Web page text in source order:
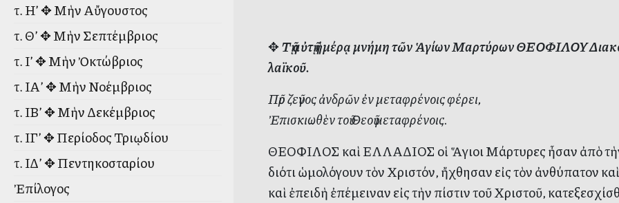
τ. Η’ ✥ Μὴν Αὔγουστος
τ. Θ’ ✥ Μὴν Σεπτέμβριος
τ. Ι’ ✥ Μὴν Ὀκτώβριος
τ. ΙΑ’ ✥ Μὴν Νοέμβριος
τ. ΙΒ’ ✥ Μὴν Δεκέμβριος
τ. ΙΓ’ ✥ Περίοδος Τριῳδίου
τ. ΙΔ’ ✥ Πεντηκοσταρίου
Ἐπίλογος
✥Τῇ αὐτῇ ἡμέρᾳ μνήμη τῶν Ἁγίων Μαρτύρων ΘΕΟΦΙΛΟΥ
λαϊκοῦ.
Πῦρ ζεῦγος ἀνδρῶν ἐν μεταφρένοις φέρει,
Ἐπισκιωθὲν τοῦ Θεοῦ μεταφρένοις.
ΘΕΟΦΙΛΟΣ καὶ ΕΛΛΑΔΙΟΣ οἱ Ἅγιοι Μάρτυρες ἦσαν ἀπὸ τὴν
διότι ὡμολόγουν τὸν Χριστόν, ἤχθησαν εἰς τὸν ἀνθύπατον
καὶ ἐπειδὴ ἐπέμειναν εἰς τὴν πίστιν τοῦ Χριστοῦ,